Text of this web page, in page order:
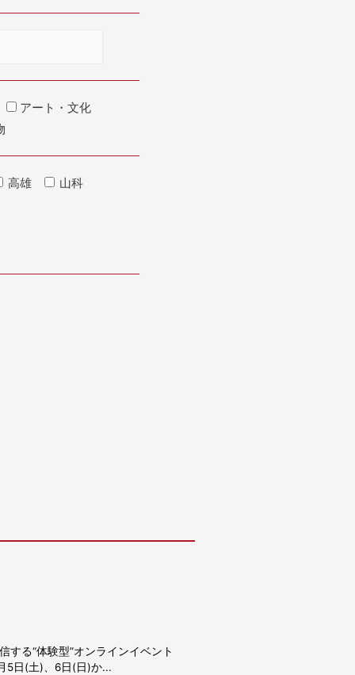
アート・文化
高雄 山科
る“体験型”オンラインイベント
5日(土)、6日(日)か...